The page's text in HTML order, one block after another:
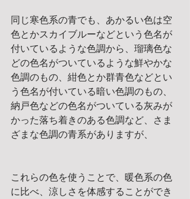
同じ寒色系の青でも、あかるい色は空
色とかスカイブルーなどとい​う色名が
付いているような色調から、瑠璃色な
どの色名がついてい​るような鮮やかな
色調のもの、紺色とか群青色などとい
う色名が付​いている暗い色調のもの、
納戸色などの色名がついている灰みが
か​った落ち着きのある色調など、さま
ざまな色調の青系がありますが​、
これらの色を使うことで、暖色系の色
に比べ、涼しさを体感するこ​とができ